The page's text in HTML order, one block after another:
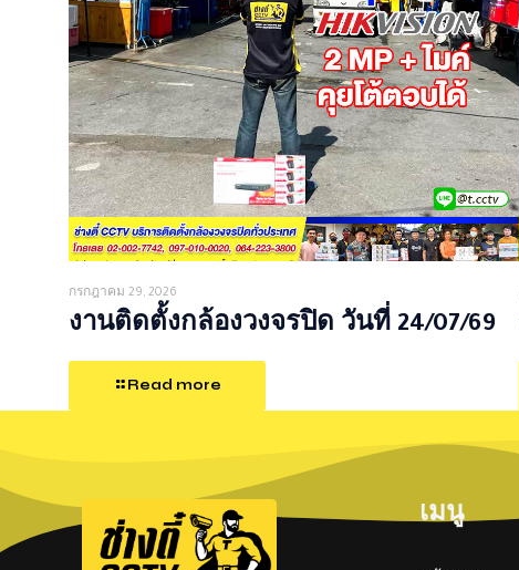
กรกฎาคม 29, 2026
งานติดตั้งกล้องวงจรปิด วันที่ 24/07/69
Read more
เมนู